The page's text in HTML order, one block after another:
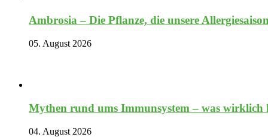
Ambrosia – Die Pflanze, die unsere
05. August 2026
Mythen rund ums Immunsystem – was
04. August 2026